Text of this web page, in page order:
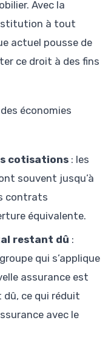
Avec la
à tout
actuel pousse de
ce droit à des fins
économies
cotisations : les
souvent jusqu’à
contrats
équivalente.
restant dû :
qui s’applique
assurance est
ce qui réduit
avec le